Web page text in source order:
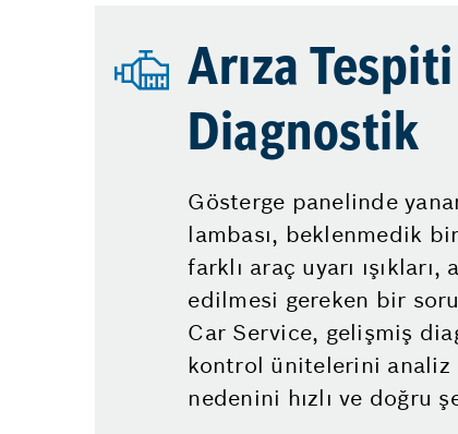
Arıza
Diagnostik
Gösterge panelinde
lambası, beklenmedik
farklı araç uyarı ışıkları,
edilmesi gereken bir
Car Service, gelişmiş
kontrol ünitelerini analiz
nedenini hızlı ve doğru